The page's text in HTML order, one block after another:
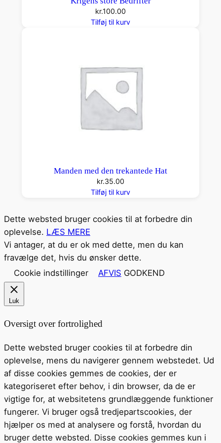
kr.100.00
Tilføj til kurv
Manden med den trekantede Hat
kr.35.00
Tilføj til kurv
Dette websted bruger cookies til at forbedre din
oplevelse. LÆS MERE
Vi antager, at du er ok med dette, men du kan
fravælge det, hvis du ønsker dette.
Cookie indstillinger
AFVIS GODKEND
Luk
Oversigt over fortrolighed
Dette websted bruger cookies til at forbedre din
oplevelse, mens du navigerer gennem webstedet. Ud
af disse cookies gemmes de cookies, der er
kategoriseret efter behov, i din browser, da de er
vigtige for, at websitetens grundlæggende funktioner
fungerer. Vi bruger også tredjepartscookies, der
hjælper os med at analysere og forstå, hvordan du
bruger dette websted. Disse cookies gemmes kun i